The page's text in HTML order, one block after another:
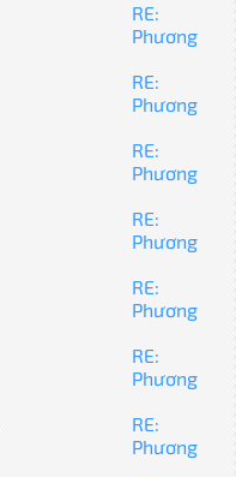
RE:
Phương
RE:
Phương
RE:
Phương
RE:
Phương
RE:
Phương
RE:
Phương
RE:
Phương